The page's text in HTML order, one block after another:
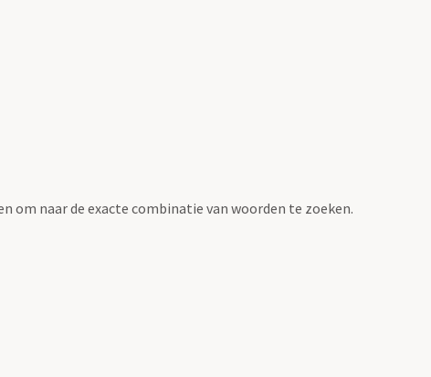
om naar de exacte combinatie van woorden te zoeken.